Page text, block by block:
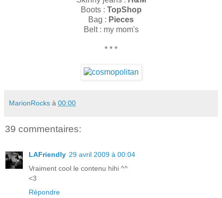
Boots : TopShop
Bag : Pieces
Belt : my mom's
* * *
MarionRocks à 00:00
39 commentaires:
LAFriendly 29 avril 2009 à 00:04
Vraiment cool le contenu hihi ^^
<3
Répondre